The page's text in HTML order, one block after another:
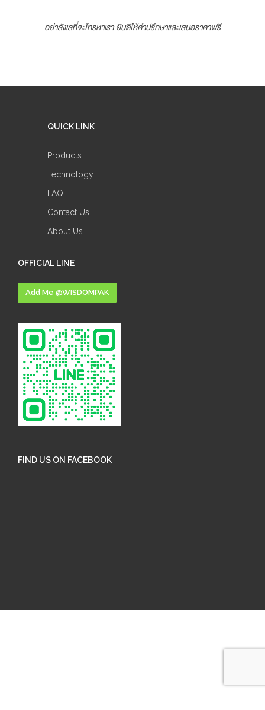
อย่าลังเลที่จะโทรหาเรา ยินดีให้คำปรึกษาและเสนอราคาฟรี
QUICK LINK
Products
Technology
FAQ
Contact Us
About Us
OFFICIAL LINE
Add Me @WISDOMPAK
FIND US ON FACEBOOK